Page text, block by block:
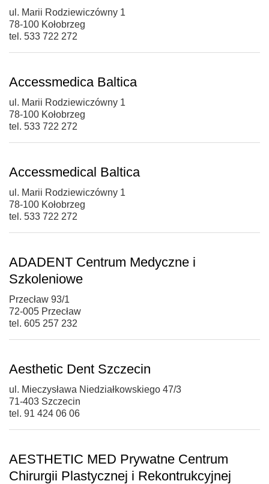
ul. Marii Rodziewiczówny 1
78-100 Kołobrzeg
tel. 533 722 272
Accessmedica Baltica
ul. Marii Rodziewiczówny 1
78-100 Kołobrzeg
tel. 533 722 272
Accessmedical Baltica
ul. Marii Rodziewiczówny 1
78-100 Kołobrzeg
tel. 533 722 272
ADADENT Centrum Medyczne i
Szkoleniowe
Przecław 93/1
72-005 Przecław
tel. 605 257 232
Aesthetic Dent Szczecin
ul. Mieczysława Niedziałkowskiego 47/3
71-403 Szczecin
tel. 91 424 06 06
AESTHETIC MED Prywatne Centrum
Chirurgii Plastycznej i Rekontrukcyjnej